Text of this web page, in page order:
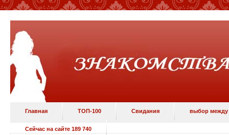
Главная ТОП-100 Свидания выбор между
Сейчас на сайте 189 740